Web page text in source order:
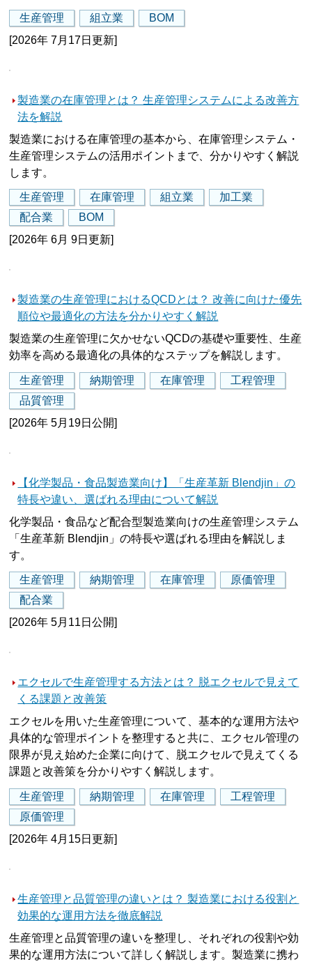
生産管理 組立業
BOM
[2026年 7月17日更新]
製造業の在庫管理とは？ 生産管理システムによる改善方
法を解説
製造業における在庫管理の基本から、在庫管理システム・
生産管理システムの活用ポイントまで、分かりやすく解説
します。
生産管理 在庫管理 組立業
加工業
配合業
BOM
[2026年 6月 9日更新]
製造業の生産管理におけるQCDとは？ 改善に向けた優先
順位や最適化の方法を分かりやすく解説
製造業の生産管理に欠かせないQCDの基礎や重要性、生産
効率を高める最適化の具体的なステップを解説します。
生産管理 納期管理 在庫管理
工程管理
品質管理
[2026年 5月19日公開]
【化学製品・食品製造業向け】「生産革新 Blendjin」の
特長や違い、選ばれる理由について解説
化学製品・食品など配合型製造業向けの生産管理システム
「生産革新 Blendjin」の特長や選ばれる理由を解説しま
す。
生産管理 納期管理 在庫管理
原価管理
配合業
[2026年 5月11日公開]
エクセルで生産管理する方法とは？ 脱エクセルで見えて
くる課題と改善策
エクセルを用いた生産管理について、基本的な運用方法や
具体的な管理ポイントを整理すると共に、エクセル管理の
限界が見え始めた企業に向けて、脱エクセルで見えてくる
課題と改善策を分かりやすく解説します。
生産管理 納期管理 在庫管理
工程管理
原価管理
[2026年 4月15日更新]
生産管理と品質管理の違いとは？ 製造業における役割と
効果的な運用方法を徹底解説
生産管理と品質管理の違いを整理し、それぞれの役割や効
果的な運用方法について詳しく解説します。製造業に携わ